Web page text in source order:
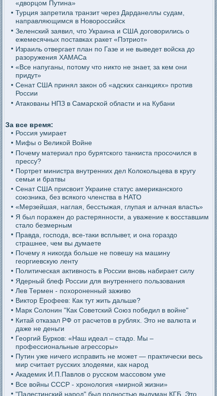
«дворцом Путина»
Турция запретила транзит через Дарданеллы судам,
направляющимся в Новороссийск
Зеленский заявил, что Украина и США договорились о
ежемесячных поставках ракет «Пэтриот»
Израиль отвергает план по Газе и не выведет войска до
разоружения ХАМАСа
«Все напуганы, потому что никто не знает, за кем они
придут»
Сенат США принял закон об «адских санкциях» против
России
Атакованы НПЗ в Самарской области и на Кубани
За все время:
Россия умирает
Мифы о Великой Войне
Почему материал про бурятского танкиста просочился в
прессу?
Портрет министра внутренних дел Колокольцева в кругу
семьи и братвы
Сенат США присвоит Украине статус американского
союзника, без всякого членства в НАТО
«Мерзейшая, наглая, бесстыжая, глупая и алчная власть»
Я был поражен до растерянности, а уважение к восставшим
стало безмерным
Правда, господа, все-таки всплывет, и она гораздо
страшнее, чем вы думаете
Почему я никогда больше не повешу на машину
георгиевскую ленту
Политическая активность в России вновь набирает силу
Ядерный блеф России для внутреннего пользования
Лев Термен - похороненный заживо
Виктор Ерофеев: Как тут жить дальше?
Марк Солонин "Как Советский Союз победил в войне"
Китай отказал РФ от расчетов в рублях. Это не валюта и
даже не деньги
Георгий Бурков: «Наш идеал – стадо. Мы –
профессиональные агрессоры»
Путин уже ничего исправить не может — практически весь
мир считает русских злодеями, как народ
Академик И.П.Павлов о русском массовом уме
Все войны СССР - хронология «мирной жизни»
"Палестинский народ" был полностью выдуман КГБ. Это